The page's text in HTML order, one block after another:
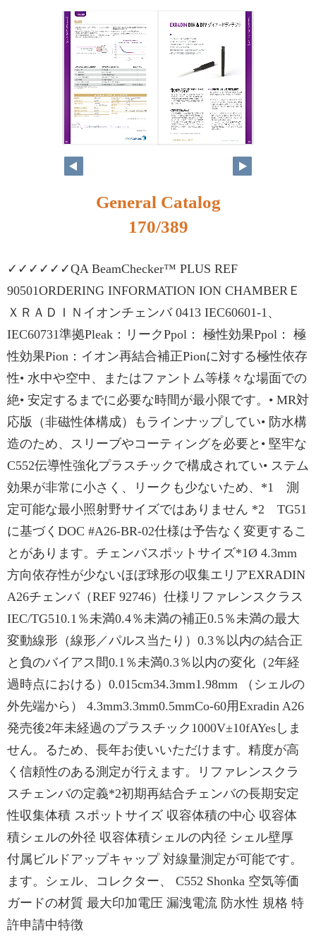
154 155
General Catalog
170/389
✓✓✓✓✓✓QA BeamChecker™ PLUS REF
90501ORDERING INFORMATION ION CHAMBERＥ
ＸＲＡＤＩＮイオンチェンバ 0413 IEC60601-1、
IEC60731準拠Pleak：リークPpol： 極性効果Ppol： 極
性効果Pion：イオン再結合補正Pionに対する極性依存
性• 水中や空中、またはファントム等様々な場面での
絶• 安定するまでに必要な時間が最小限です。• MR対
応版（非磁性体構成）もラインナップしてい• 防水構
造のため、スリーブやコーティングを必要と• 堅牢な
C552伝導性強化プラスチックで構成されてい• ステム
効果が非常に小さく、リークも少ないため、*1 測
定可能な最小照射野サイズではありません *2 TG51
に基づくDOC #A26-BR-02仕様は予告なく変更するこ
とがあります。チェンバスポットサイズ*1Ø 4.3mm
方向依存性が少ないほぼ球形の収集エリアEXRADIN
A26チェンバ（REF 92746）仕様リファレンスクラス
IEC/TG510.1％未満0.4％未満の補正0.5％未満の最大
変動線形（線形／パルス当たり）0.3％以内の結合正
と負のバイアス間0.1％未満0.3％以内の変化（2年経
過時点における）0.015cm34.3mm1.98mm （シェルの
外先端から） 4.3mm3.3mm0.5mmCo-60用Exradin A26
発売後2年未経過のプラスチック1000V±10fAYesしま
せん。るため、長年お使いいただけます。精度が高
く信頼性のある測定が行えます。リファレンスクラ
スチェンバの定義*2初期再結合チェンバの長期安定
性収集体積 スポットサイズ 収容体積の中心 収容体
積シェルの外径 収容体積シェルの内径 シェル壁厚
付属ビルドアップキャップ 対線量測定が可能です。
ます。シェル、コレクター、 C552 Shonka 空気等価
ガードの材質 最大印加電圧 漏洩電流 防水性 規格 特
許申請中特徴